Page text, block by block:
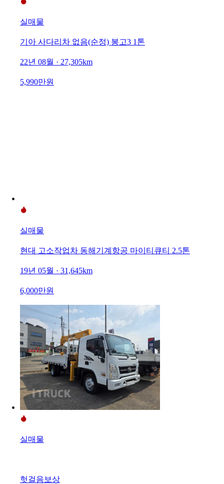
실매물
기아 사다리차 없음(순정) 봉고3 1톤
22년 08월 · 27,305km
5,990만원
실매물
현대 고소작업차 동해기계항공 마이티큐티 2.5톤
19년 05월 · 31,645km
6,000만원
실매물
헛걸음보상